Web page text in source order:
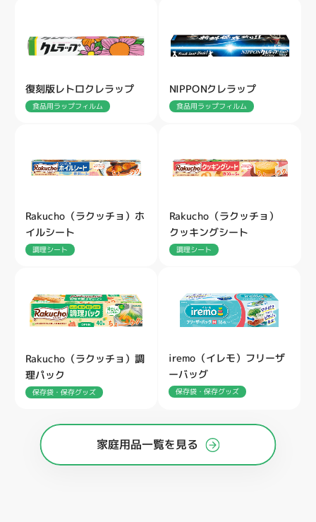
復刻版レトロクレラップ
食品用ラップフィルム
NIPPONクレラップ
食品用ラップフィルム
Rakucho（ラクッチョ）ホ
イルシート
調理シート
Rakucho（ラクッチョ）
クッキングシート
調理シート
Rakucho（ラクッチョ）調
理パック
保存袋・保存グッズ
iremo（イレモ）フリーザ
ーバッグ
保存袋・保存グッズ
家庭用品一覧を見る